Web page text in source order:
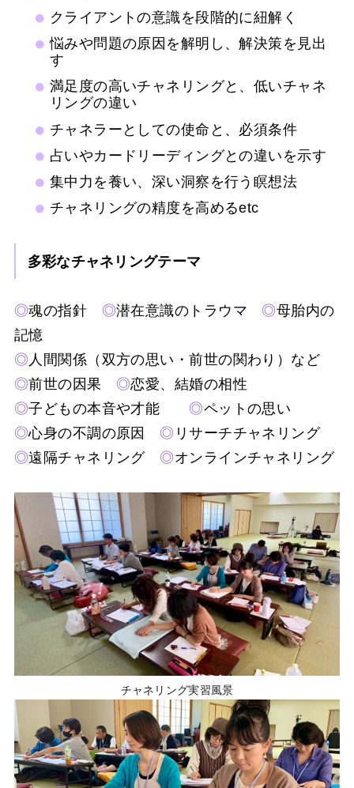
クライアントの意識を段階的に紐解く
悩みや問題の原因を解明し、解決策を見出
す
満足度の高いチャネリングと、低いチャネ
リングの違い
チャネラーとしての使命と、必須条件
占いやカードリーディングとの違いを示す
集中力を養い、深い洞察を行う瞑想法
チャネリングの精度を高めるetc
多彩なチャネリングテーマ
◎魂の指針 ◎潜在意識のトラウマ ◎母胎内の
記憶
◎ 人間関係（双方の思い・前世の関わり）など
◎前世の因果 ◎恋愛、結婚の相性
◎子どもの本音や才能 ◎ペットの思い
◎心身の不調の原因 ◎ リサーチチャネリング
◎遠隔チャネリング ◎オンラインチャネリング
チャネリング実習風景